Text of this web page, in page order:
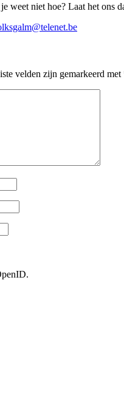
weet niet hoe? Laat het
velden zijn gemarkeerd met
.